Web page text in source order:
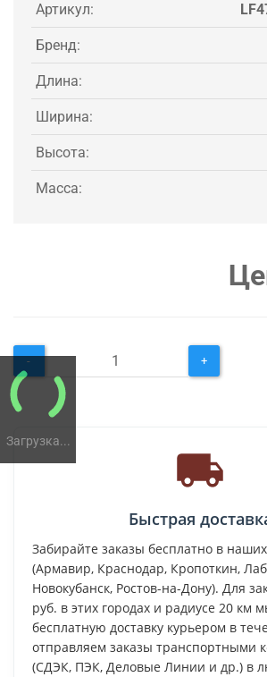
Загрузка...
Артикул:
Бренд:
Длина:
Ширина:
Высота:
Масса:
- +
Быстрая
Забирайте заказы бесплатно в
(Армавир, Краснодар, Кропоткин,
Новокубанск, Ростов-на-Дону). Для
руб. в этих городах и радиусе 20 км
бесплатную доставку курьером в
отправляем заказы транспортными
(СДЭК, ПЭК, Деловые Линии и др.) в